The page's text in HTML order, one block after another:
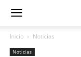
Inicio Noticias
Noticias